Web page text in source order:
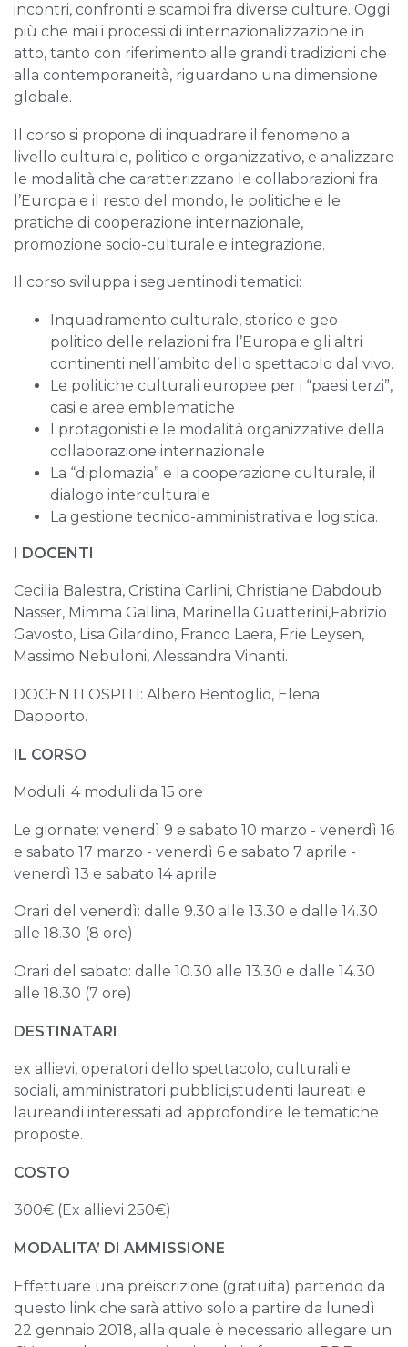
incontri, confronti e scambi fra diverse culture. Oggi
più che mai i processi di internazionalizzazione in
atto, tanto con riferimento alle grandi tradizioni che
alla contemporaneità, riguardano una dimensione
globale.
Il corso si propone di inquadrare il fenomeno a
livello culturale, politico e organizzativo, e analizzare
le modalità che caratterizzano le collaborazioni fra
l’Europa e il resto del mondo, le politiche e le
pratiche di cooperazione internazionale,
promozione socio-culturale e integrazione.
Il corso sviluppa i seguentinodi tematici:
Inquadramento culturale, storico e geo-
politico delle relazioni fra l’Europa e gli altri
continenti nell’ambito dello spettacolo dal vivo.
Le politiche culturali europee per i “paesi terzi”,
casi e aree emblematiche
I protagonisti e le modalità organizzative della
collaborazione internazionale
La “diplomazia” e la cooperazione culturale, il
dialogo interculturale
La gestione tecnico-amministrativa e logistica.
I DOCENTI
Cecilia Balestra, Cristina Carlini, Christiane Dabdoub
Nasser, Mimma Gallina, Marinella Guatterini,Fabrizio
Gavosto, Lisa Gilardino, Franco Laera, Frie Leysen,
Massimo Nebuloni, Alessandra Vinanti.
DOCENTI OSPITI: Albero Bentoglio, Elena
Dapporto.
IL CORSO
Moduli: 4 moduli da 15 ore
Le giornate: venerdì 9 e sabato 10 marzo - venerdì 16
e sabato 17 marzo - venerdì 6 e sabato 7 aprile -
venerdì 13 e sabato 14 aprile
Orari del venerdì: dalle 9.30 alle 13.30 e dalle 14.30
alle 18.30 (8 ore)
Orari del sabato: dalle 10.30 alle 13.30 e dalle 14.30
alle 18.30 (7 ore)
DESTINATARI
ex allievi, operatori dello spettacolo, culturali e
sociali, amministratori pubblici,studenti laureati e
laureandi interessati ad approfondire le tematiche
proposte.
COSTO
300€ (Ex allievi 250€)
MODALITA’ DI AMMISSIONE
Effettuare una preiscrizione (gratuita) partendo da
questo link che sarà attivo solo a partire da lunedì
22 gennaio 2018, alla quale è necessario allegare un